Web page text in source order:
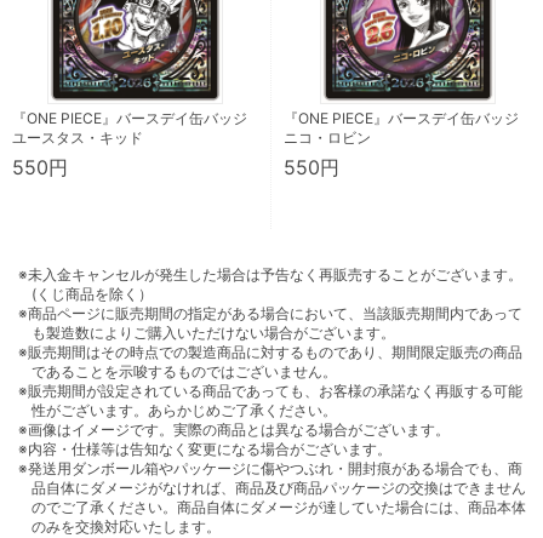
『ONE PIECE』バースデイ缶バッジ
ユースタス・キッド
550円
『ONE PIECE』バースデイ缶バッジ
ニコ・ロビン
550円
※未入金キャンセルが発生した場合は予告なく再販売することがございます。
(くじ商品を除く）
※商品ページに販売期間の指定がある場合において、当該販売期間内であって
も製造数によりご購入いただけない場合がございます。
※販売期間はその時点での製造商品に対するものであり、期間限定販売の商品
であることを示唆するものではございません。
※販売期間が設定されている商品であっても、お客様の承諾なく再販する可能
性がございます。あらかじめご了承ください。
※画像はイメージです。実際の商品とは異なる場合がございます。
※内容・仕様等は告知なく変更になる場合がございます。
※発送用ダンボール箱やパッケージに傷やつぶれ・開封痕がある場合でも、商
品自体にダメージがなければ、商品及び商品パッケージの交換はできません
のでご了承ください。商品自体にダメージが達していた場合には、商品本体
のみを交換対応いたします。